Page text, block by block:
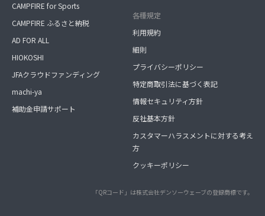
CAMPFIRE for Sports
CAMPFIRE ふるさと納税
AD FOR ALL
HIOKOSHI
JFAクラウドファンディング
machi-ya
補助金申請サポート
各種規定
利用規約
細則
プライバシーポリシー
特定商取引法に基づく表記
情報セキュリティ方針
反社基本方針
カスタマーハラスメントに対する考え
方
クッキーポリシー
「QRコード」は株式会社デンソーウェーブの登録商標です。